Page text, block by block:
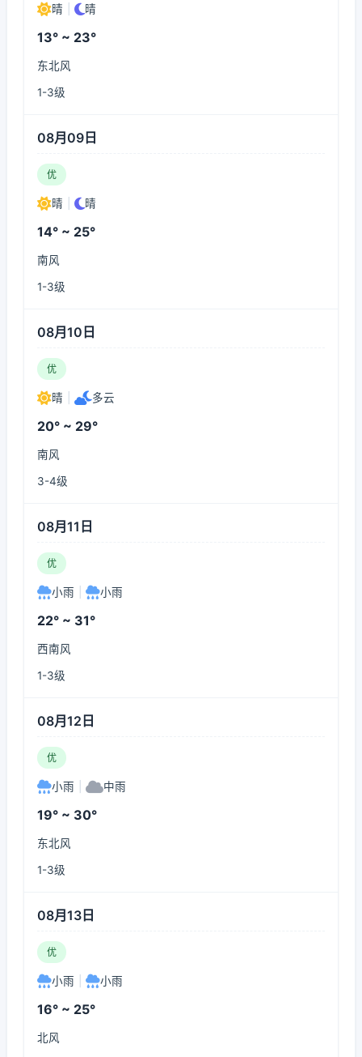
晴 晴
13° ~ 23°
东北风
1-3级
08月09日
优
晴 晴
14° ~ 25°
南风
1-3级
08月10日
优
晴 多云
20° ~ 29°
南风
3-4级
08月11日
优
小雨 小雨
22° ~ 31°
西南风
1-3级
08月12日
优
小雨 中雨
19° ~ 30°
东北风
1-3级
08月13日
优
小雨 小雨
16° ~ 25°
北风